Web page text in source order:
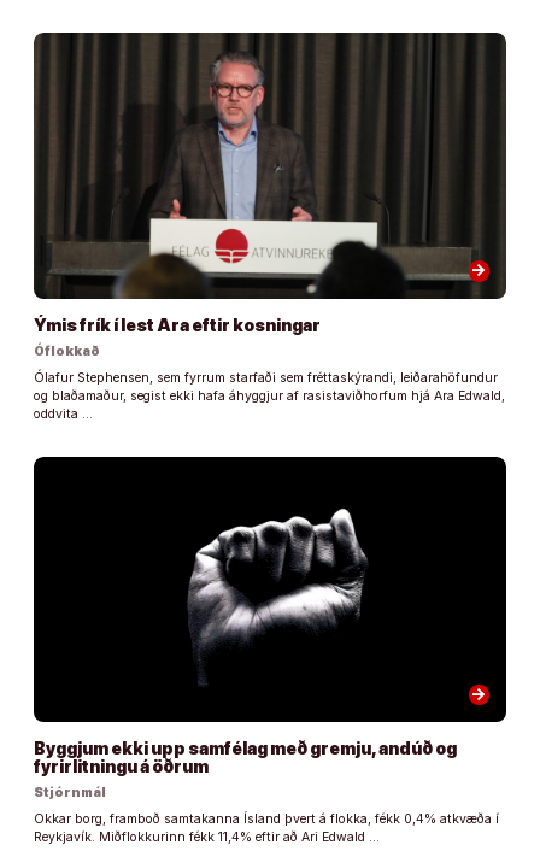
arrow_forward
Ýmis frík í lest Ara eftir kosningar
Óflokkað
Ólafur Stephensen, sem fyrrum starfaði sem fréttaskýrandi, leiðarahöfundur
og blaðamaður, segist ekki hafa áhyggjur af rasistaviðhorfum hjá Ara Edwald,
oddvita …
arrow_forward
Byggjum ekki upp samfélag með gremju, andúð og
fyrirlitningu á öðrum
Stjórnmál
Okkar borg, framboð samtakanna Ísland þvert á flokka, fékk 0,4% atkvæða í
Reykjavík. Miðflokkurinn fékk 11,4% eftir að Ari Edwald …